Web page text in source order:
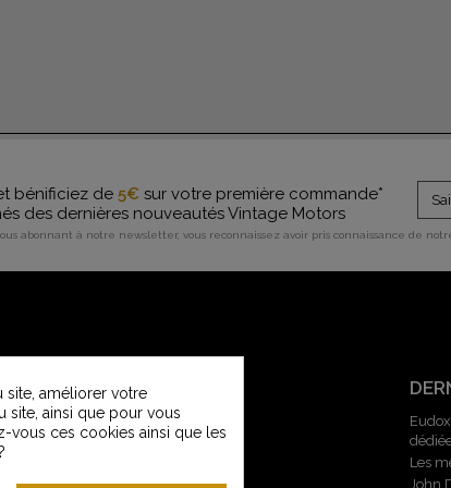
bénificiez de 5€ sur votre première commande*
des dernières nouveautés Vintage Motors
abonnant à notre newsletter, vous reconnaissez avoir pris connaissance de
SERVICE CLIENT
Contactez-nous
Service Clients Vintage Motors
Les
John
site, améliorer votre
site, ainsi que pour vous
vous ces cookies ainsi que les